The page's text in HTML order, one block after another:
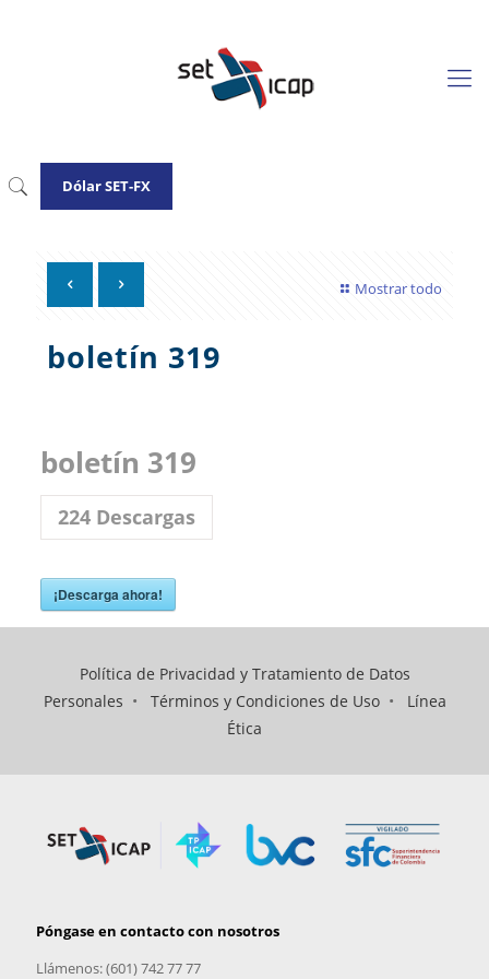
Dólar SET-FX
Mostrar todo
boletín 319
boletín 319
224Descargas
¡Descarga ahora!
Política de Privacidad y Tratamiento de Datos
Personales • Términos y Condiciones de Uso• Línea
Ética
Póngase en contacto con nosotros
Llámenos: (601) 742 77 77